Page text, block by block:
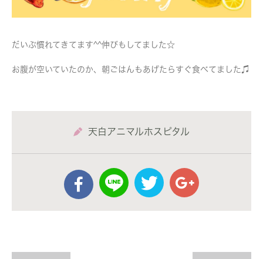
だいぶ慣れてきてます^^伸びもしてました☆
お腹が空いていたのか、朝ごはんもあげたらすぐ食べてました♫
天白アニマルホスピタル